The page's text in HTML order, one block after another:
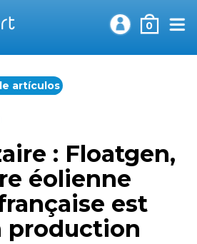
0
artículos
: Floatgen,
éolienne
est
production